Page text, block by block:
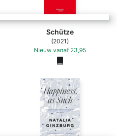
Schütze
(2021)
Nieuw vanaf 23,95